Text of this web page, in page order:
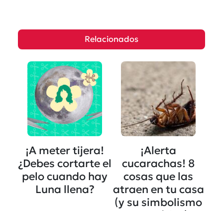
Relacionados
¡A meter tijera!
¿Debes cortarte el
pelo cuando hay
Luna llena?
¡Alerta
cucarachas! 8
cosas que las
atraen en tu casa
(y su simbolismo